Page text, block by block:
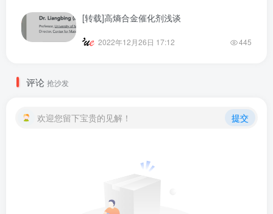
[转载]高熵合金催化剂浅谈
2022年12月26日 17:12 445
评论 抢沙发
欢迎您留下宝贵的见解！ 提交